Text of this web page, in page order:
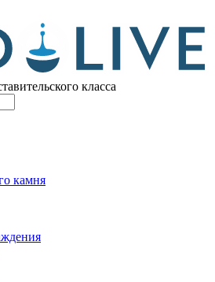
класса
камня